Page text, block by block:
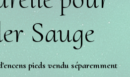
Sauge
pieds vendu séparemment